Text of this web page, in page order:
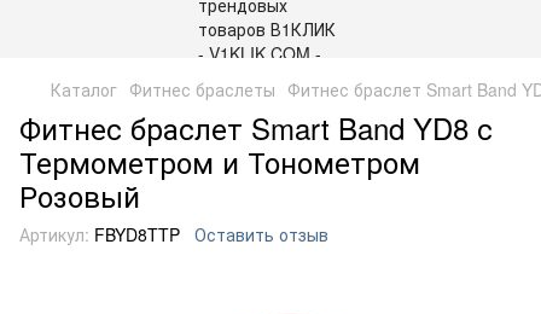
Каталог Фитнес браслеты Фитнес браслет Smart Band
Фитнес браслет Smart Band YD8 с
Термометром и Тонометром
Розовый
Артикул: FBYD8TTP Оставить отзыв